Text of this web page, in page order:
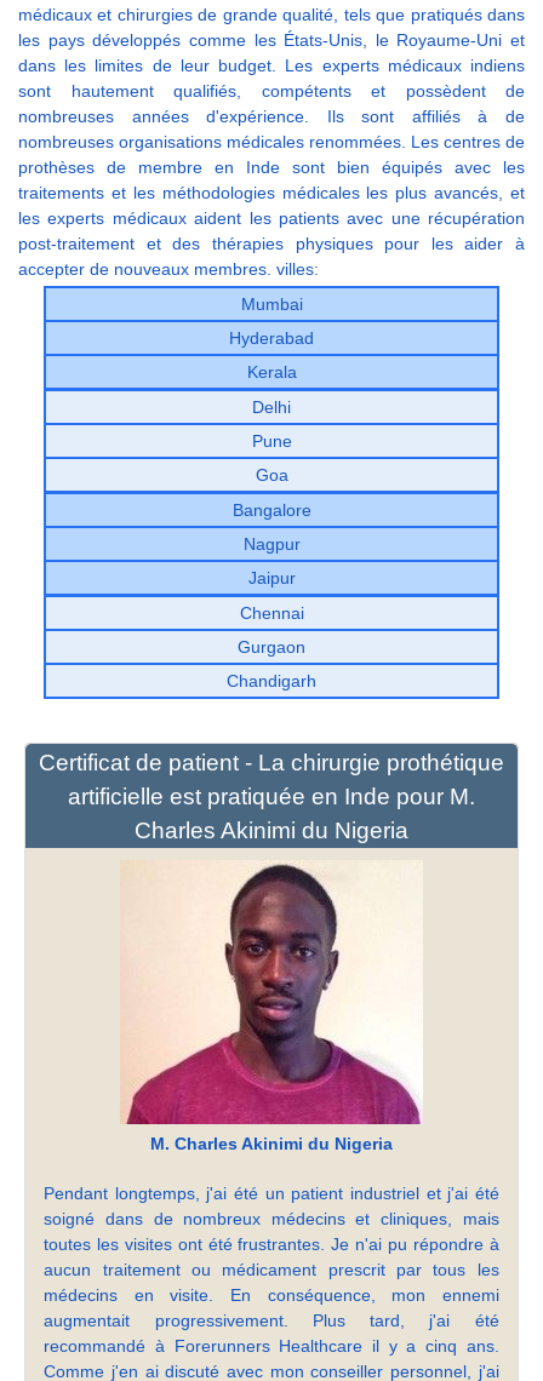
médicaux et chirurgies de grande qualité, tels que pratiqués dans
les pays développés comme les États-Unis, le Royaume-Uni et
dans les limites de leur budget. Les experts médicaux indiens
sont hautement qualifiés, compétents et possèdent de
nombreuses années d'expérience. Ils sont affiliés à de
nombreuses organisations médicales renommées. Les centres de
prothèses de membre en Inde sont bien équipés avec les
traitements et les méthodologies médicales les plus avancés, et
les experts médicaux aident les patients avec une récupération
post-traitement et des thérapies physiques pour les aider à
accepter de nouveaux membres. villes:
Mumbai
Hyderabad
Kerala
Delhi
Pune
Goa
Bangalore
Nagpur
Jaipur
Chennai
Gurgaon
Chandigarh
Certificat de patient - La chirurgie prothétique
artificielle est pratiquée en Inde pour M.
Charles Akinimi du Nigeria
M. Charles Akinimi du Nigeria
Pendant longtemps, j'ai été un patient industriel et j'ai été
soigné dans de nombreux médecins et cliniques, mais
toutes les visites ont été frustrantes. Je n'ai pu répondre à
aucun traitement ou médicament prescrit par tous les
médecins en visite. En conséquence, mon ennemi
augmentait progressivement. Plus tard, j'ai été
recommandé à Forerunners Healthcare il y a cinq ans.
Comme j'en ai discuté avec mon conseiller personnel, j'ai